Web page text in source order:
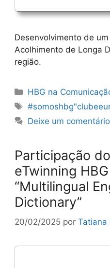
Desenvolvimento de
Acolhimento de Longa
região.
Categorias
HBG na
Etiquetas
Deixe um comentário
Participação
eTwinning
“Multilingual
Dictionary”
20/02/2025 por Tatiana